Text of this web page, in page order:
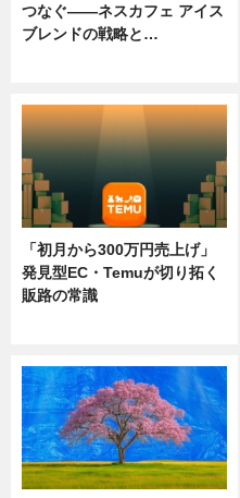
つなぐ――ネスカフェ アイス
ブレンドの戦略と…
「初月から300万円売上げ」
発見型EC・Temuが切り拓く
販路の常識